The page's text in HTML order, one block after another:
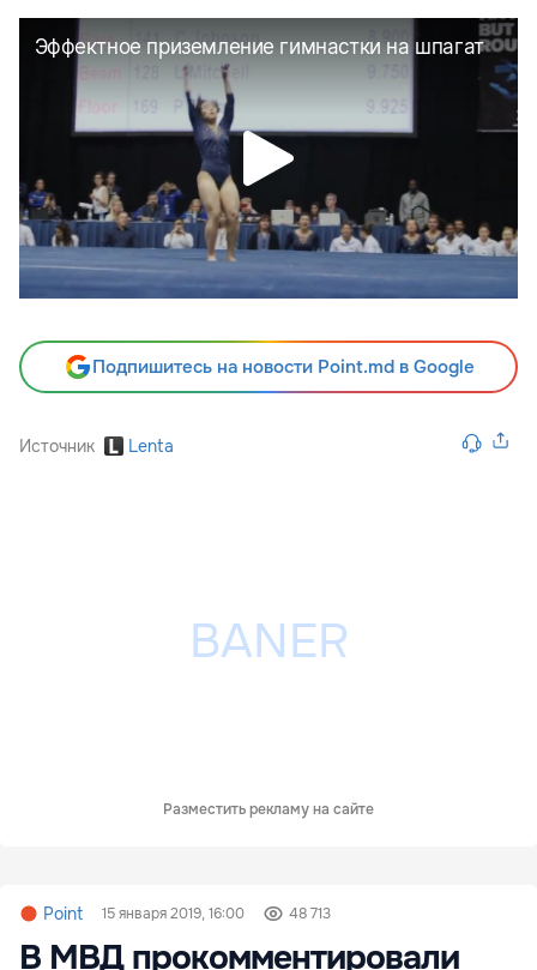
Подпишитесь на новости Point.md в Google
Источник Lenta
Разместить рекламу на сайте
Point 15 января 2019, 16:00 48 713
В МВД прокомментировали